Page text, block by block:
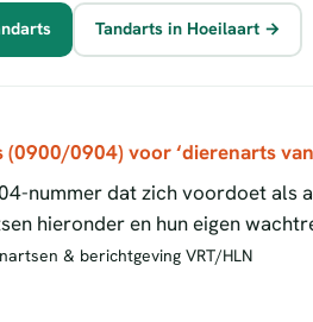
Tandarts in Hoeilaart →
0904) voor ‘dierenarts
nummer dat zich voordoet als
hieronder en hun eigen
& berichtgeving VRT/HLN